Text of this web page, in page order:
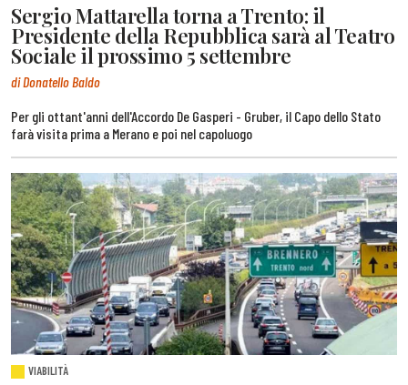
Sergio Mattarella torna a Trento: il
Presidente della Repubblica sarà al Teatro
Sociale il prossimo 5 settembre
di Donatello Baldo
Per gli ottant'anni dell'Accordo De Gasperi - Gruber, il Capo dello Stato
farà visita prima a Merano e poi nel capoluogo
VIABILITÀ